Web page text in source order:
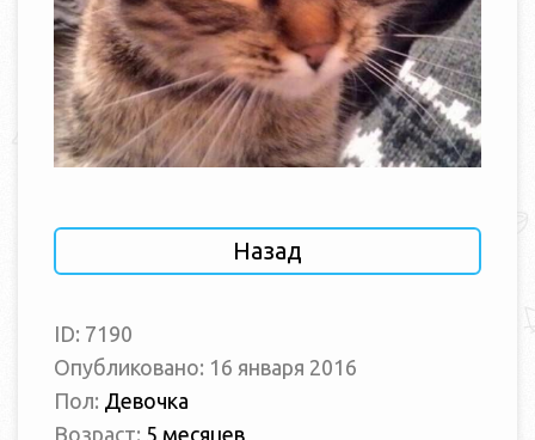
Назад
ID: 7190
Опубликовано: 16 января 2016
Пол: Девочка
Возраст: 5 месяцев